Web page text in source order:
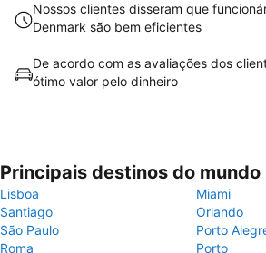
Nossos clientes disseram que
Denmark são bem eficientes
De acordo com as avaliações dos
ótimo valor pelo dinheiro
Principais destinos do mundo
Lisboa
Miami
Santiago
Orlando
São Paulo
Porto
Roma
Porto